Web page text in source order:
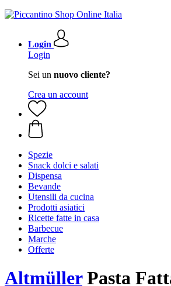
Login
Login
Sei un nuovo cliente?
Crea un account
Spezie
Snack dolci e salati
Dispensa
Bevande
Utensili da cucina
Prodotti asiatici
Ricette fatte in casa
Barbecue
Marche
Offerte
AltmüllerPasta